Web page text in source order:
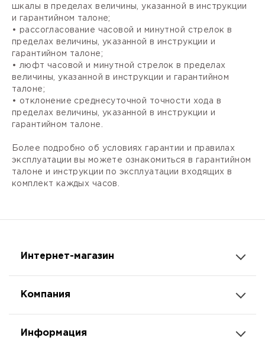
шкалы в пределах величины, указанной в инструкции
и гарантийном талоне;
• рассогласование часовой и минутной стрелок в
пределах величины, указанной в инструкции и
гарантийном талоне;
• люфт часовой и минутной стрелок в пределах
величины, указанной в инструкции и гарантийном
талоне;
• отклонение среднесуточной точности хода в
пределах величины, указанной в инструкции и
гарантийном талоне.
Более подробно об условиях гарантии и правилах
эксплуатации вы можете ознакомиться в гарантийном
талоне и инструкции по эксплуатации входящих в
комплект каждых часов.
Интернет-магазин
Компания
Информация